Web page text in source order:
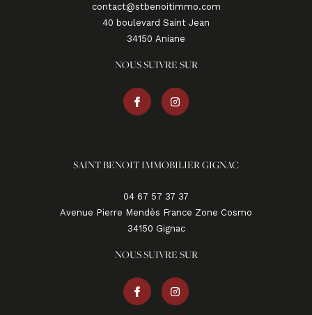
contact@stbenoitimmo.com
40 boulevard Saint Jean
34150
aniane
NOUS SUIVRE SUR
SAINT BENOIT IMMOBILIER GIGNAC
04 67 57 37 37
Avenue Pierre Mendès France Zone Cosmo
34150
gignac
NOUS SUIVRE SUR